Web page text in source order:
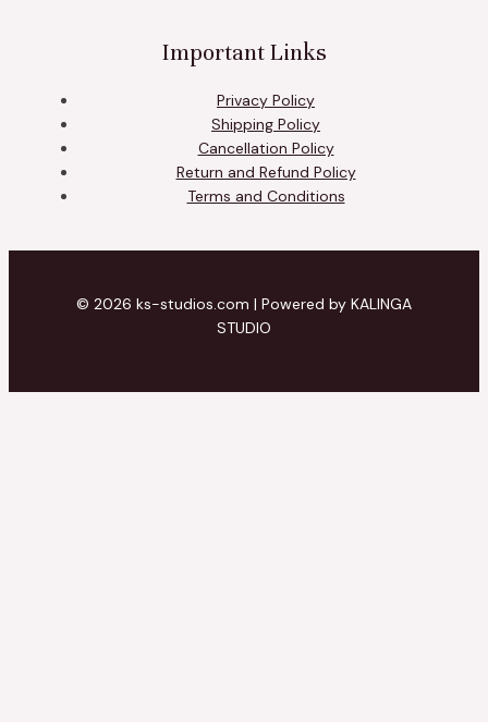
Important Links
Privacy Policy
Shipping Policy
Cancellation Policy
Return and Refund Policy
Terms and Conditions
© 2026 ks-studios.com | Powered by KALINGA
STUDIO